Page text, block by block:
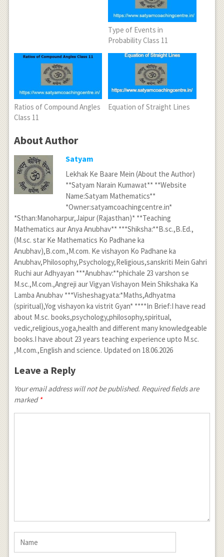
Type of Events in
Probability Class 11
Ratios of Compound Angles
Class 11
Equation of Straight Lines
About Author
Satyam
Lekhak Ke Baare Mein (About the Author)
**Satyam Narain Kumawat** **Website
Name:Satyam Mathematics**
*Owner:satyamcoachingcentre.in*
*Sthan:Manoharpur,Jaipur (Rajasthan)* **Teaching
Mathematics aur Anya Anubhav** ***Shiksha:**B.sc.,B.Ed.,
(M.sc. star Ke Mathematics Ko Padhane ka
Anubhav),B.com.,M.com. Ke vishayon Ko Padhane ka
Anubhav,Philosophy,Psychology,Religious,sanskriti Mein Gahri
Ruchi aur Adhyayan ***Anubhav:**phichale 23 varshon se
M.sc.,M.com.,Angreji aur Vigyan Vishayon Mein Shikshaka Ka
Lamba Anubhav ***Visheshagyata:*Maths,Adhyatma
(spiritual),Yog vishayon ka vistrit Gyan* ****In Brief:I have read
about M.sc. books,psychology,philosophy,spiritual,
vedic,religious,yoga,health and different many knowledgeable
books.I have about 23 years teaching experience upto M.sc.
,M.com.,English and science. Updated on 18.06.2026
Leave a Reply
Your email address will not be published. Required fields are
marked *